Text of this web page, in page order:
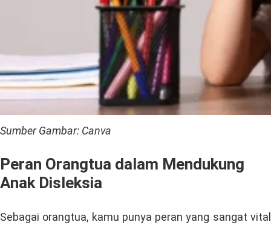
Sumber Gambar: Canva
Peran Orangtua dalam Mendukung
Anak Disleksia
Sebagai orangtua, kamu punya peran yang sangat vital